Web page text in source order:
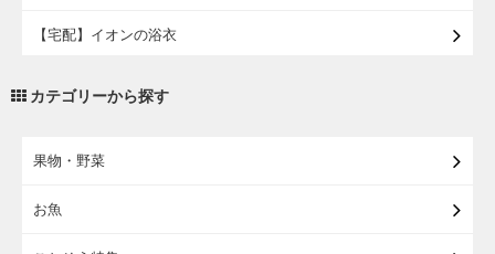
【宅配】イオンの浴衣
カテゴリーから探す
果物・野菜
お魚